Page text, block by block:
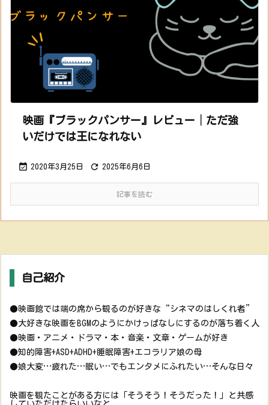
映画『ブラックパンサー』レビュー│ただ強
いだけでは王になれない
 2020年3月25日  2025年6月6日
記事を読む
自己紹介
●映画館では端の席から観るのが好きな“シネマのはしくれ者”
●大好きな映画をBGMのようにかけっぱなしにするのが落ち着く人
●映画・アニメ・ドラマ・本・音楽・文章・ゲームが好き
●知的障害+ASD+ADHD+睡眠障害+エコラリア娘の母
●娘大変…疲れた…眠い…でもエンタメにふれたい…そんな日々
映画を観たことがある方には「そうそう！そうだった！」と共感